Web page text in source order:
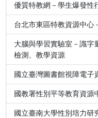
優質特教網－學生爆發性
台北市東區特教資源中心
大腦與學習實驗室－識字
檢測、教學資源
國立臺灣圖書館視障電子
國教署性別平等教育資源
國立臺南大學性別培力研